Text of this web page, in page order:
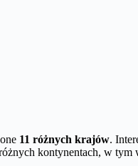
11 różnych krajów.
kontynentach, w